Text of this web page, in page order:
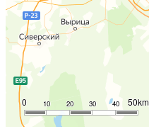
10
0 20 30 40 50km